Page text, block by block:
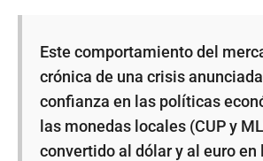
Este comportamiento del
crónica de una crisis
confianza en las políticas
las monedas locales (CUP y
convertido al dólar y al euro en